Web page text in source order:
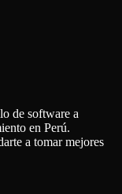
de software a
en Perú.
a tomar mejores